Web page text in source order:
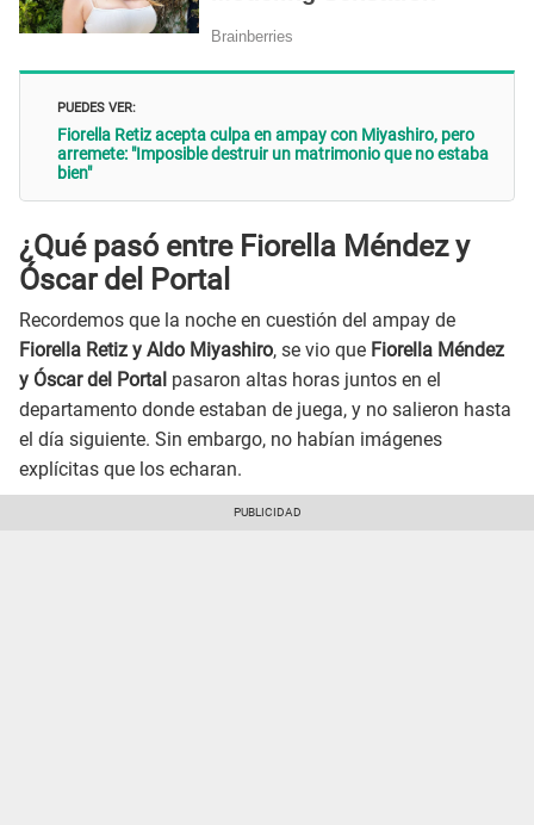
PUEDES VER:
Fiorella Retiz acepta culpa en ampay con Miyashiro, pero
arremete: "Imposible destruir un matrimonio que no estaba
bien"
¿Qué pasó entre Fiorella Méndez y
Óscar del Portal
Recordemos que la noche en cuestión del ampay de
Fiorella Retiz y Aldo Miyashiro, se vio que Fiorella Méndez
y Óscar del Portal pasaron altas horas juntos en el
departamento donde estaban de juega, y no salieron hasta
el día siguiente. Sin embargo, no habían imágenes
explícitas que los echaran.